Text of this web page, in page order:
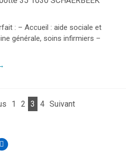
: – Accueil : aide sociale et
générale, soins infirmiers –
1 2 3 4 Suivant